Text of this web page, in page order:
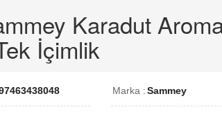
Karadut
İçimlik
Marka :Sammey